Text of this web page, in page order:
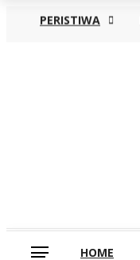
HOME
PERISTIWA